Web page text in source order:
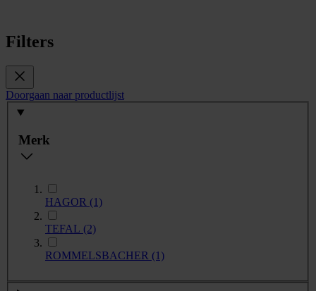
Filters
Doorgaan naar productlijst
Merk
HAGOR (1)
TEFAL (2)
ROMMELSBACHER (1)